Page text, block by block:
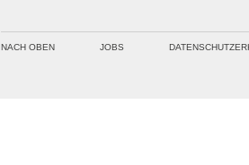
NACH OBEN JOBS